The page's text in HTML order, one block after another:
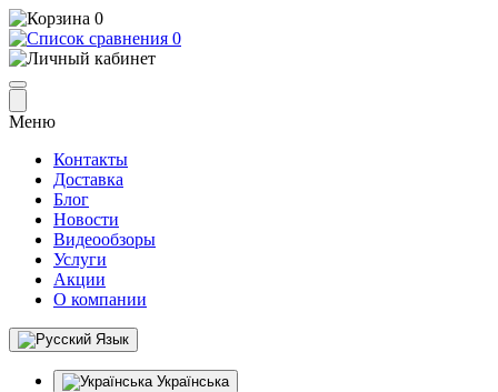
0
0
Меню
Контакты
Доставка
Блог
Новости
Видеообзоры
Услуги
Акции
О компании
Язык
Українська